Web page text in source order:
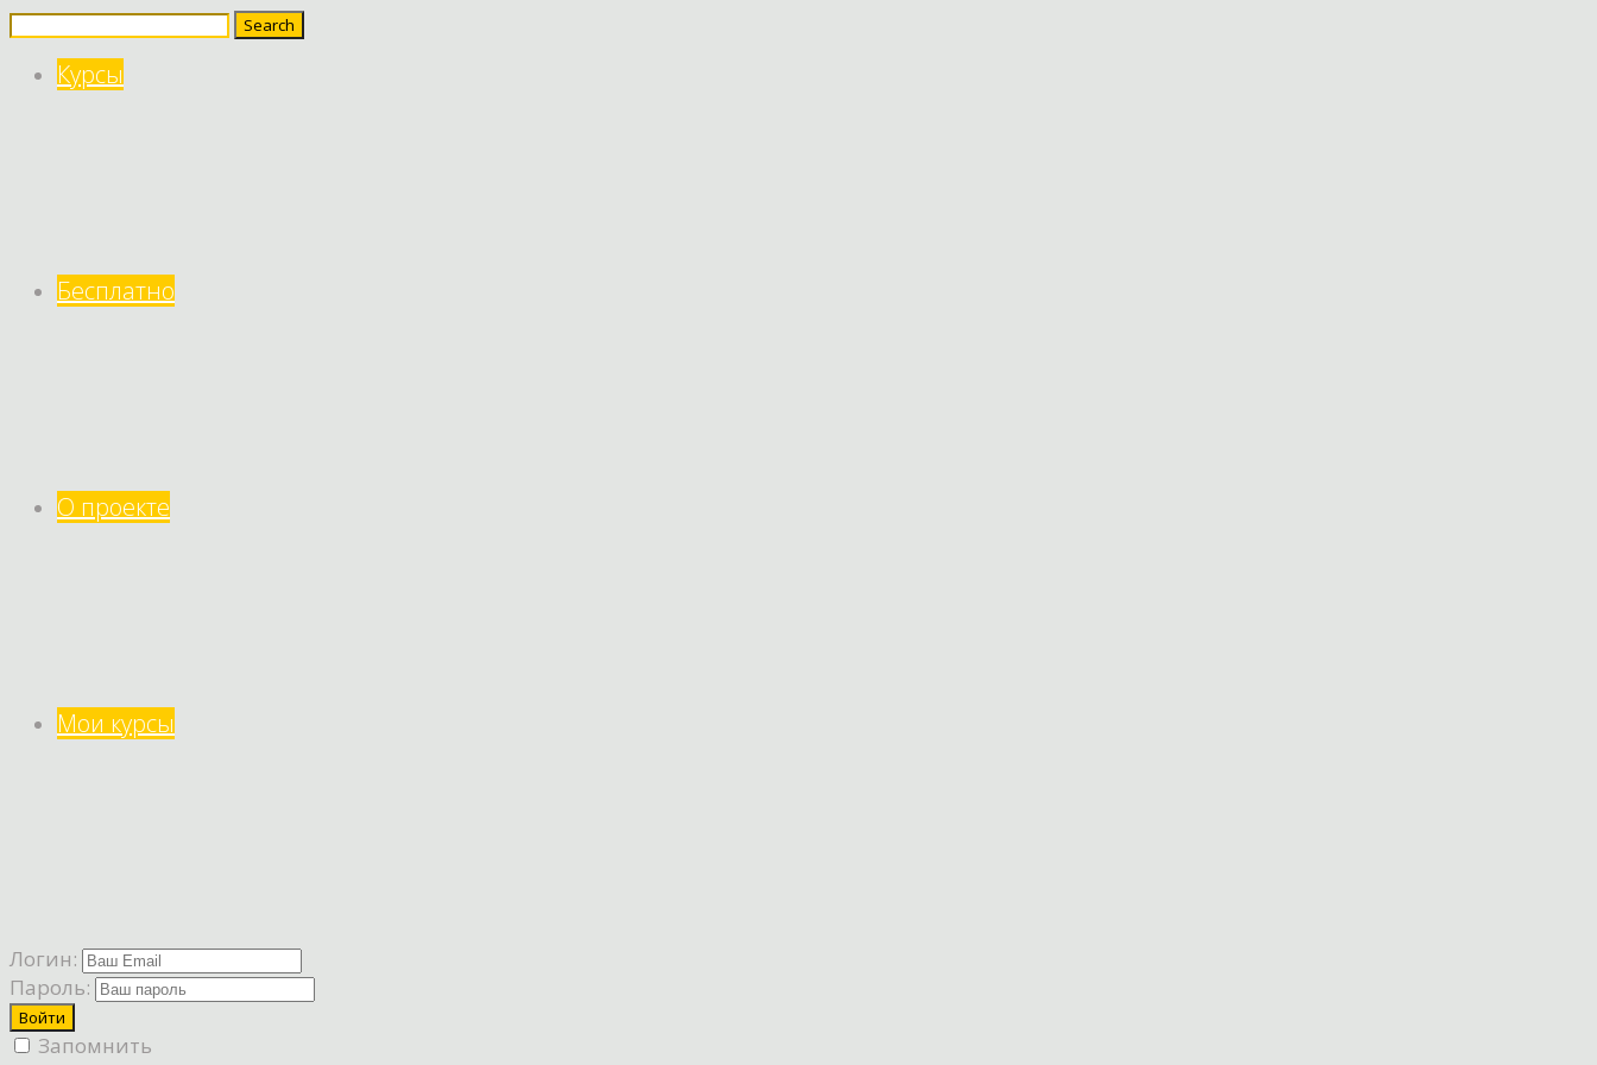
Search
Курсы
Бесплатно
О проекте
Мои курсы
Логин:
Пароль:
Запомнить